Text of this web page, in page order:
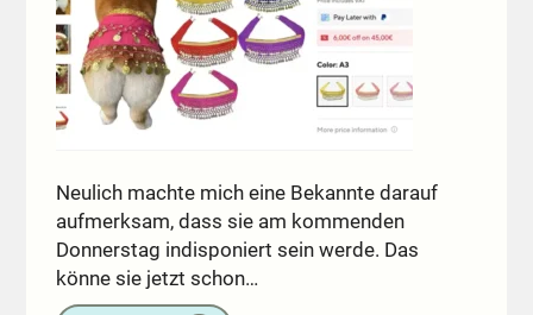
Neulich machte mich eine Bekannte darauf
aufmerksam, dass sie am kommenden
Donnerstag indisponiert sein werde. Das
könne sie jetzt schon…